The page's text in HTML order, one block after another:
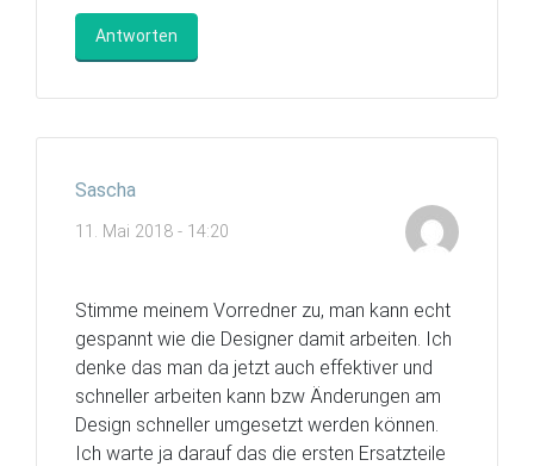
Antworten
Sascha
11. Mai 2018 - 14:20
Stimme meinem Vorredner zu, man kann echt
gespannt wie die Designer damit arbeiten. Ich
denke das man da jetzt auch effektiver und
schneller arbeiten kann bzw Änderungen am
Design schneller umgesetzt werden können.
Ich warte ja darauf das die ersten Ersatzteile